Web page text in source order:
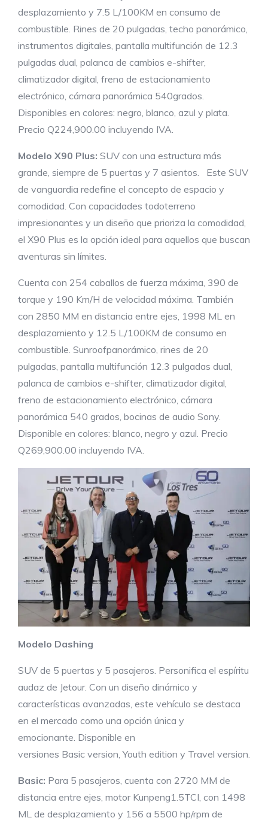
desplazamiento y 7.5 L/100KM en consumo de
combustible. Rines de 20 pulgadas, techo panorámico,
instrumentos digitales, pantalla multifunción de 12.3
pulgadas dual, palanca de cambios e-shifter,
climatizador digital, freno de estacionamiento
electrónico, cámara panorámica 540grados.
Disponibles en colores: negro, blanco, azul y plata.
Precio Q224,900.00 incluyendo IVA.
Modelo X90 Plus: SUV con una estructura más
grande, siempre de 5 puertas y 7 asientos. Este SUV
de vanguardia redefine el concepto de espacio y
comodidad. Con capacidades todoterreno
impresionantes y un diseño que prioriza la comodidad,
el X90 Plus es la opción ideal para aquellos que buscan
aventuras sin límites.
Cuenta con 254 caballos de fuerza máxima, 390 de
torque y 190 Km/H de velocidad máxima. También
con 2850 MM en distancia entre ejes, 1998 ML en
desplazamiento y 12.5 L/100KM de consumo en
combustible. Sunroofpanorámico, rines de 20
pulgadas, pantalla multifunción 12.3 pulgadas dual,
palanca de cambios e-shifter, climatizador digital,
freno de estacionamiento electrónico, cámara
panorámica 540 grados, bocinas de audio Sony.
Disponible en colores: blanco, negro y azul. Precio
Q269,900.00 incluyendo IVA.
Modelo Dashing
SUV de 5 puertas y 5 pasajeros. Personifica el espíritu
audaz de Jetour. Con un diseño dinámico y
características avanzadas, este vehículo se destaca
en el mercado como una opción única y
emocionante. Disponible en
versiones Basic version, Youth edition y Travel version.
Basic: Para 5 pasajeros, cuenta con 2720 MM de
distancia entre ejes, motor Kunpeng1.5TCI, con 1498
ML de desplazamiento y 156 a 5500 hp/rpm de